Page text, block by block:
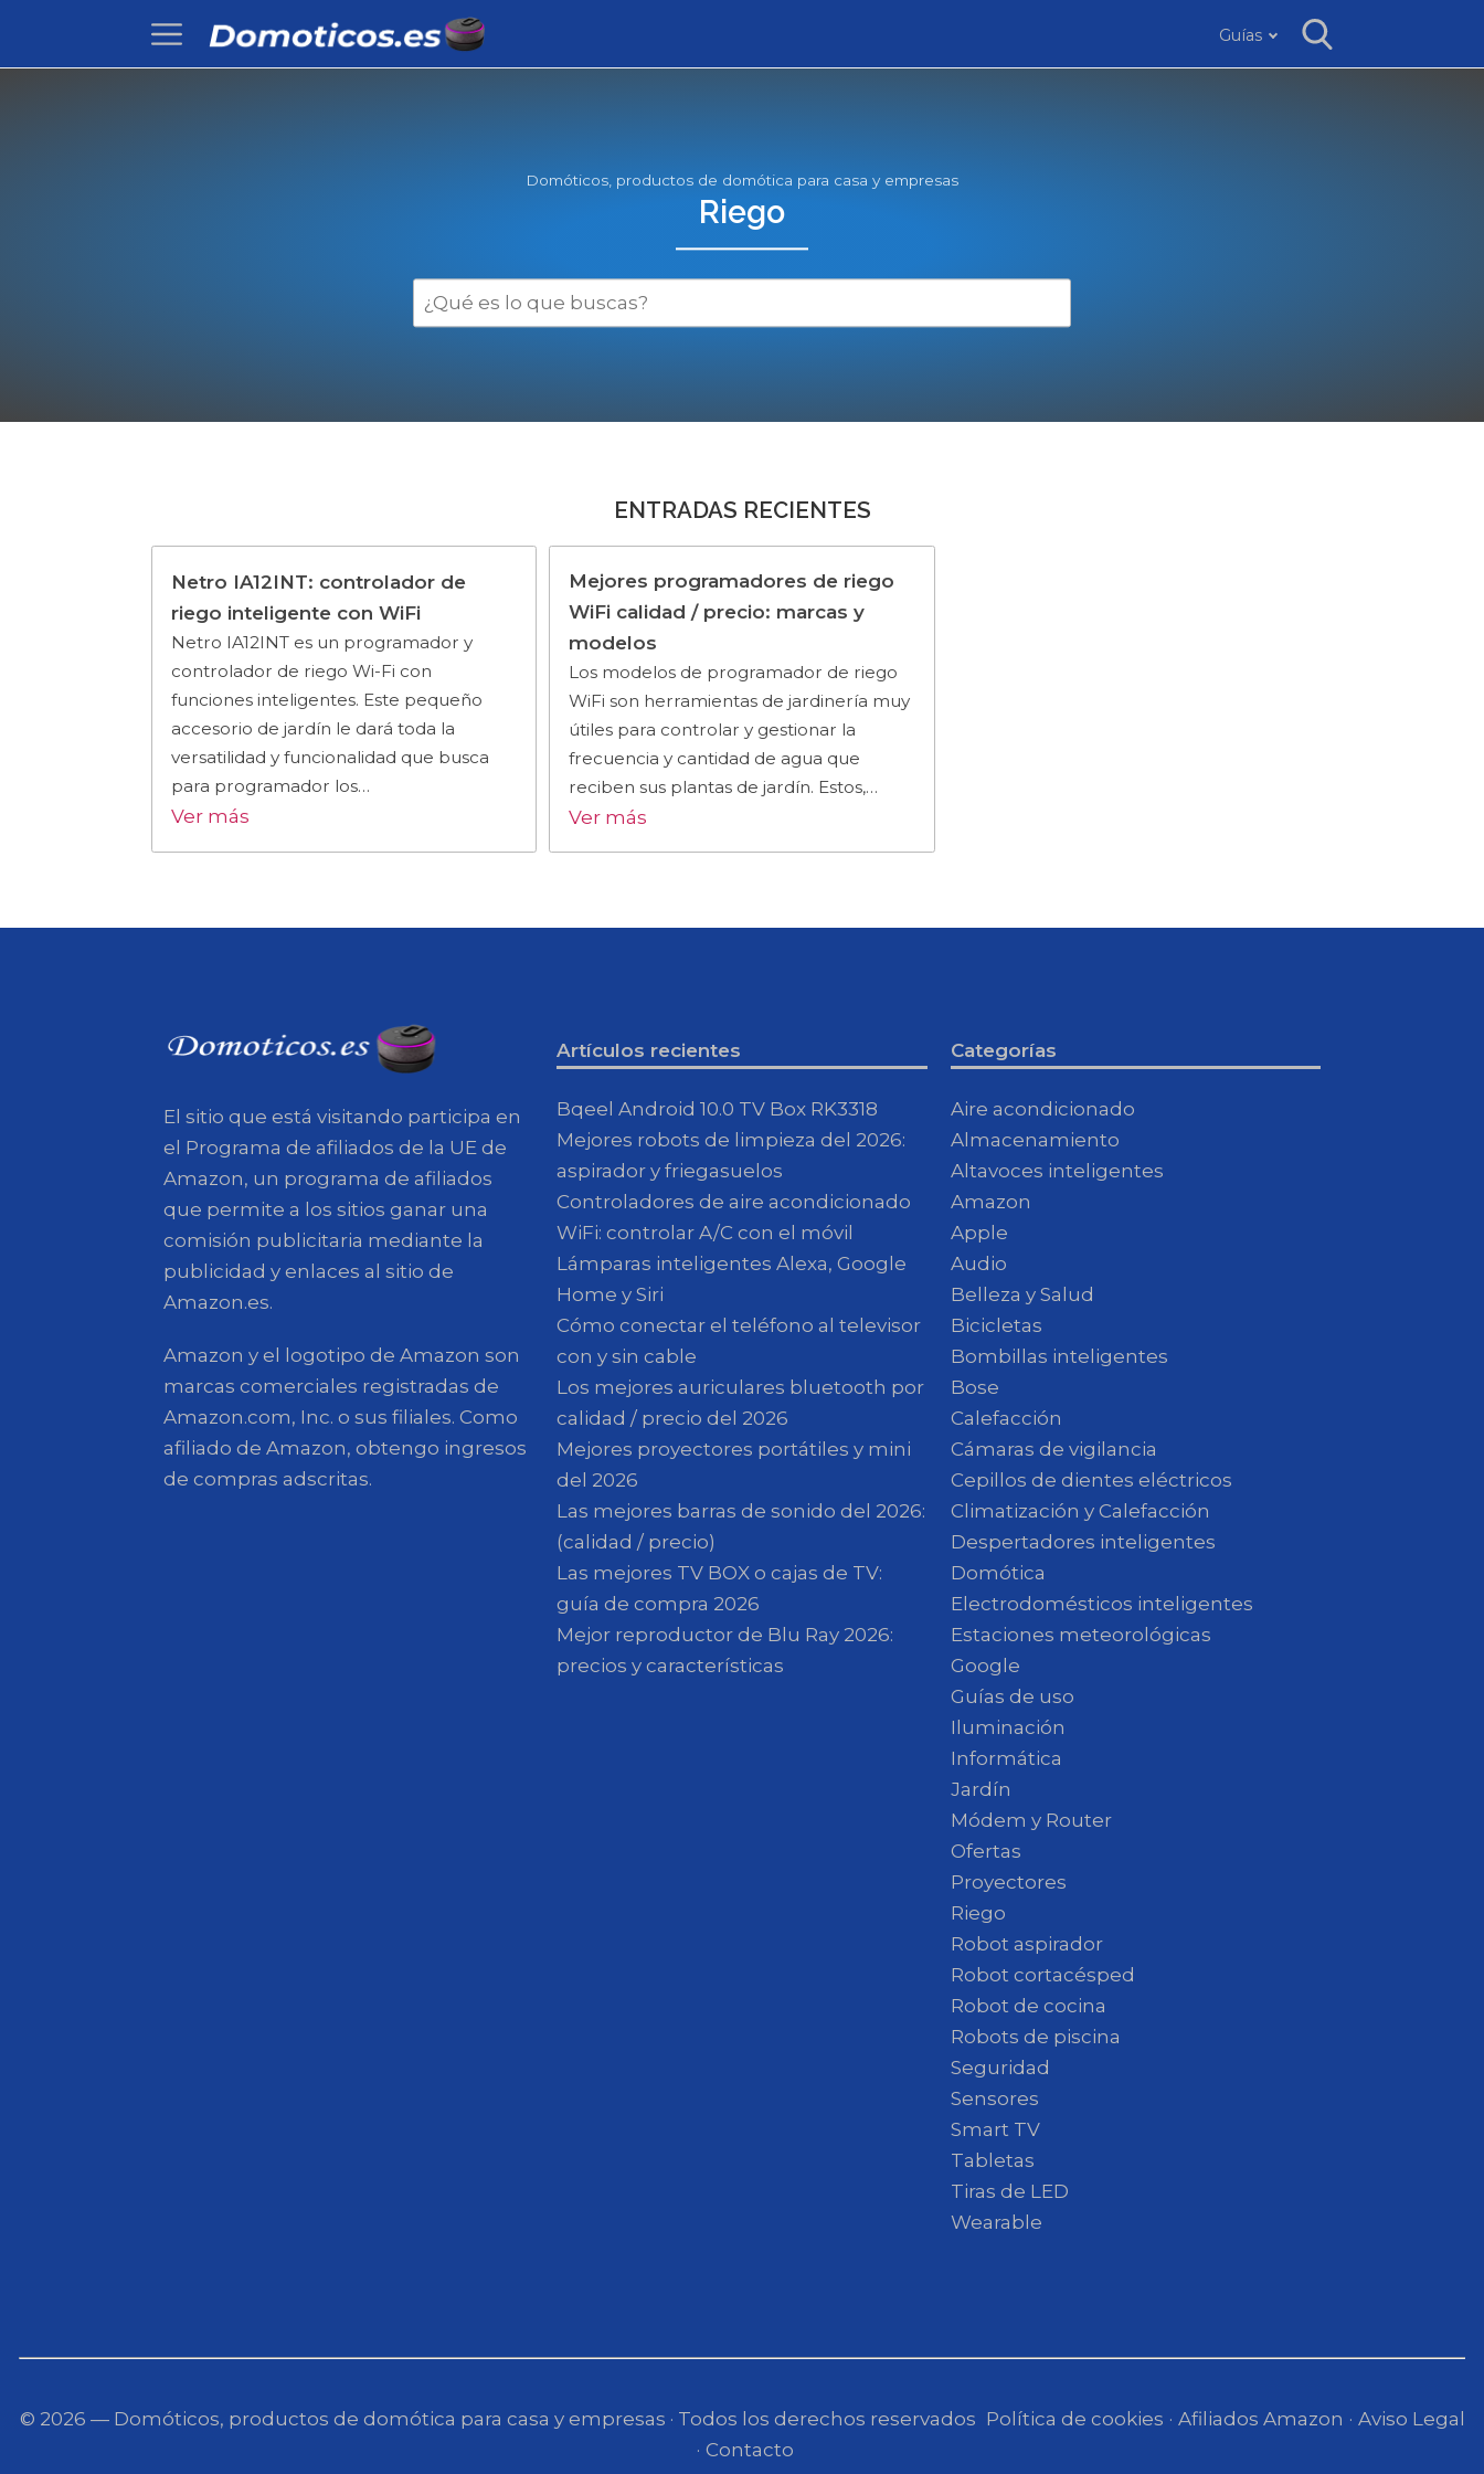
Guías
Domóticos, productos de domótica para casa y empresas
Riego
ENTRADAS RECIENTES
Netro IA12INT: controlador de
riego inteligente con WiFi
Netro IA12INT es un programador y
controlador de riego Wi-Fi con
funciones inteligentes. Este pequeño
accesorio de jardín le dará toda la
versatilidad y funcionalidad que busca
para programador los…
Ver más
Mejores programadores de riego
WiFi calidad / precio: marcas y
modelos
Los modelos de programador de riego
WiFi son herramientas de jardinería muy
útiles para controlar y gestionar la
frecuencia y cantidad de agua que
reciben sus plantas de jardín. Estos,…
Ver más
El sitio que está visitando participa en
el Programa de afiliados de la UE de
Amazon, un programa de afiliados
que permite a los sitios ganar una
comisión publicitaria mediante la
publicidad y enlaces al sitio de
Amazon.es.
Amazon y el logotipo de Amazon son
marcas comerciales registradas de
Amazon.com, Inc. o sus filiales. Como
afiliado de Amazon, obtengo ingresos
de compras adscritas.
Artículos recientes
Bqeel Android 10.0 TV Box RK3318
Mejores robots de limpieza del 2026:
aspirador y friegasuelos
Controladores de aire acondicionado
WiFi: controlar A/C con el móvil
Lámparas inteligentes Alexa, Google
Home y Siri
Cómo conectar el teléfono al televisor
con y sin cable
Los mejores auriculares bluetooth por
calidad / precio del 2026
Mejores proyectores portátiles y mini
del 2026
Las mejores barras de sonido del 2026:
(calidad / precio)
Las mejores TV BOX o cajas de TV:
guía de compra 2026
Mejor reproductor de Blu Ray 2026:
precios y características
Categorías
Aire acondicionado
Almacenamiento
Altavoces inteligentes
Amazon
Apple
Audio
Belleza y Salud
Bicicletas
Bombillas inteligentes
Bose
Calefacción
Cámaras de vigilancia
Cepillos de dientes eléctricos
Climatización y Calefacción
Despertadores inteligentes
Domótica
Electrodomésticos inteligentes
Estaciones meteorológicas
Google
Guías de uso
Iluminación
Informática
Jardín
Módem y Router
Ofertas
Proyectores
Riego
Robot aspirador
Robot cortacésped
Robot de cocina
Robots de piscina
Seguridad
Sensores
Smart TV
Tabletas
Tiras de LED
Wearable
© 2026 — Domóticos, productos de domótica para casa y empresas · Todos los derechos reservados Política de cookies Afiliados Amazon
Aviso Legal
Contacto